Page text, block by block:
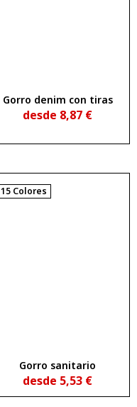
Gorro denim con tiras
desde 8,87 €
15 Colores
Gorro sanitario
desde 5,53 €